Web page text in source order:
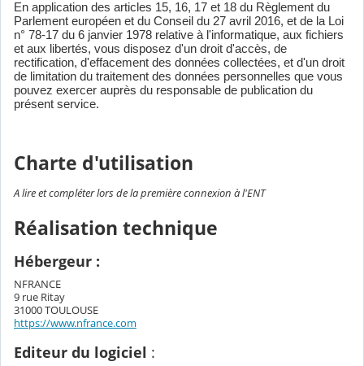
En application des articles 15, 16, 17 et 18 du Règlement du
Parlement européen et du Conseil du 27 avril 2016, et de la Loi
n° 78-17 du 6 janvier 1978 relative à l'informatique, aux fichiers
et aux libertés, vous disposez d'un droit d'accès, de
rectification, d'effacement des données collectées, et d'un droit
de limitation du traitement des données personnelles que vous
pouvez exercer auprès du responsable de publication du
présent service.
Charte d'utilisation
A lire et compléter lors de la première connexion à l'ENT
Réalisation technique
Hébergeur :
NFRANCE
9 rue Ritay
31000 TOULOUSE
https://www.nfrance.com
Editeur du logiciel :